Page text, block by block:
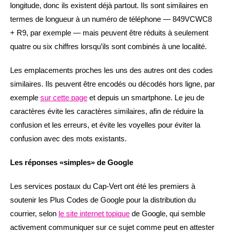
longitude, donc ils existent déjà partout. Ils sont similaires en
termes de longueur à un numéro de téléphone — 849VCWC8
+ R9, par exemple — mais peuvent être réduits à seulement
quatre ou six chiffres lorsqu’ils sont combinés à une localité.
Les emplacements proches les uns des autres ont des codes
similaires. Ils peuvent être encodés ou décodés hors ligne, par
exemple sur cette page et depuis un smartphone. Le jeu de
caractères évite les caractères similaires, afin de réduire la
confusion et les erreurs, et évite les voyelles pour éviter la
confusion avec des mots existants.
Les réponses «simples» de Google
Les services postaux du Cap-Vert ont été les premiers à
soutenir les Plus Codes de Google pour la distribution du
courrier, selon le site internet topique de Google, qui semble
activement communiquer sur ce sujet comme peut en attester